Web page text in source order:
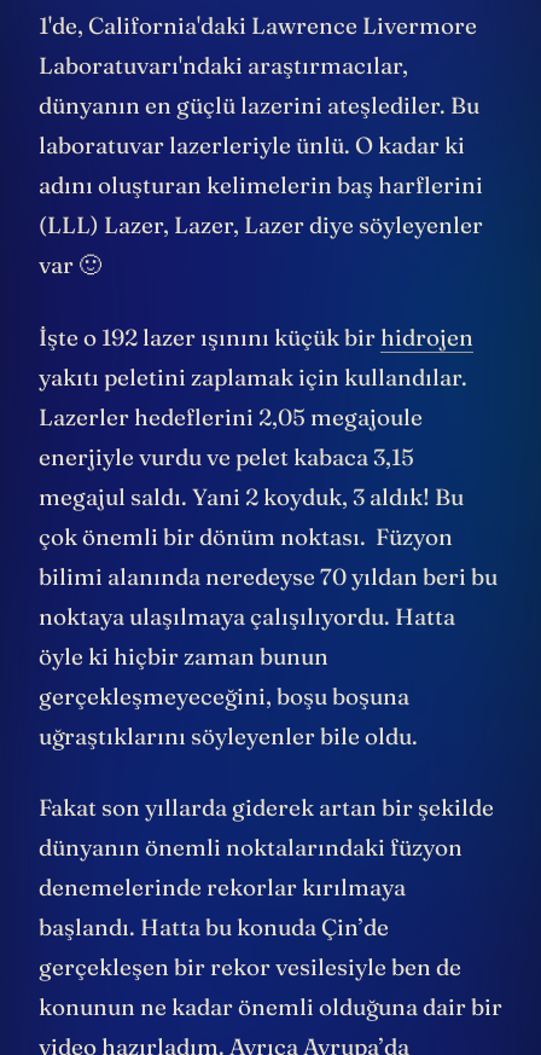
1'de, California'daki Lawrence Livermore
Laboratuvarı'ndaki araştırmacılar,
dünyanın en güçlü lazerini ateşlediler. Bu
laboratuvar lazerleriyle ünlü. O kadar ki
adını oluşturan kelimelerin baş harflerini
(LLL) Lazer, Lazer, Lazer diye söyleyenler
var 🙂
İşte o 192 lazer ışınını küçük bir hidrojen
yakıtı peletini zaplamak için kullandılar.
Lazerler hedeflerini 2,05 megajoule
enerjiyle vurdu ve pelet kabaca 3,15
megajul saldı. Yani 2 koyduk, 3 aldık! Bu
çok önemli bir dönüm noktası. Füzyon
bilimi alanında neredeyse 70 yıldan beri bu
noktaya ulaşılmaya çalışılıyordu. Hatta
öyle ki hiçbir zaman bunun
gerçekleşmeyeceğini, boşu boşuna
uğraştıklarını söyleyenler bile oldu.
Fakat son yıllarda giderek artan bir şekilde
dünyanın önemli noktalarındaki füzyon
denemelerinde rekorlar kırılmaya
başlandı. Hatta bu konuda Çin’de
gerçekleşen bir rekor vesilesiyle ben de
konunun ne kadar önemli olduğuna dair bir
video hazırladım. Ayrıca Avrupa’da